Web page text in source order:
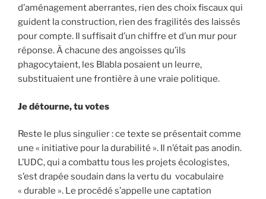
d’aménagement aberrantes, rien des choix fiscaux qui
guident la construction, rien des fragilités des laissés
pour compte. Il suffisait d’un chiffre et d’un mur pour
réponse. À chacune des angoisses qu’ils
phagocytaient, les Blabla posaient un leurre,
substituaient une frontière à une vraie politique.
Je détourne, tu votes
Reste le plus singulier : ce texte se présentait comme
une « initiative pour la durabilité ». Il n’était pas anodin.
L’UDC, qui a combattu tous les projets écologistes,
s’est drapée soudain dans la vertu du vocabulaire
« durable ». Le procédé s’appelle une captation